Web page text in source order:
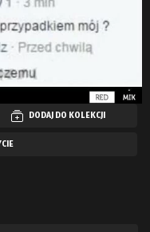
DODAJ DO KOLEKCJI